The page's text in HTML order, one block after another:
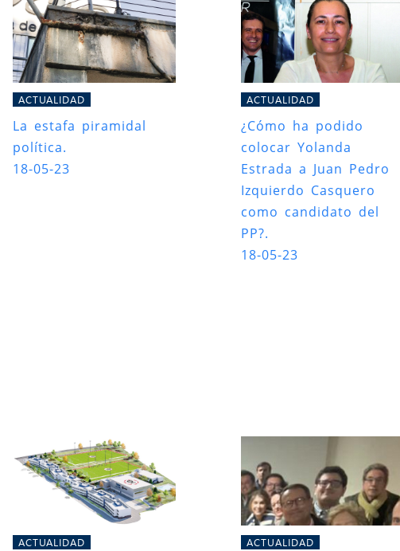
ACTUALIDAD
La estafa piramidal
política.
18-05-23
ACTUALIDAD
¿Cómo ha podido
colocar Yolanda
Estrada a Juan Pedro
Izquierdo Casquero
como candidato del
PP?.
18-05-23
ACTUALIDAD ACTUALIDAD